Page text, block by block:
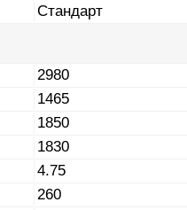
Стандарт
2980
1465
1850
1830
4.75
260